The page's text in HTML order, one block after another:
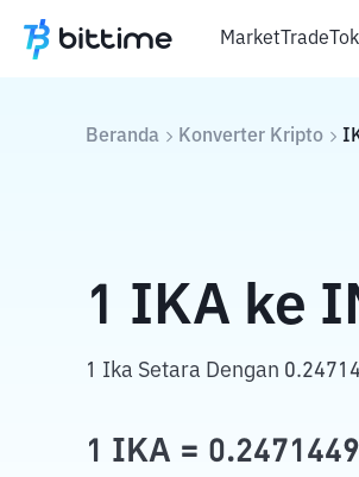
MarketTrade
Beranda Konverter Kripto
1 IKA ke
1 Ika Setara Dengan
1 IKA =